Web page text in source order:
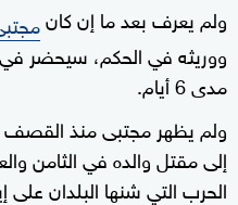
ولم يعرف بعد ما إن كان
ووريثه في الحكم، سيحضر
مدى 6 أيام.
ولم يظهر مجتبى منذ القصف
إلى مقتل والده في الثامن
الحرب التي شنها البلدان على